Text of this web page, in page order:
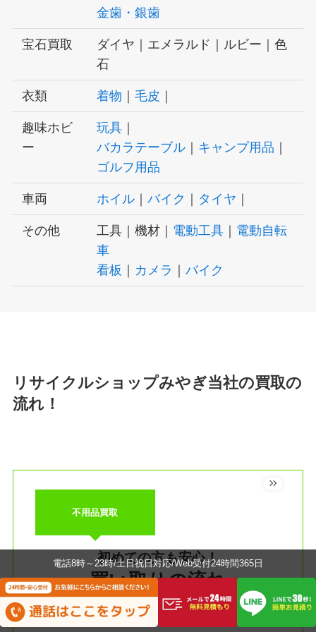
金歯・銀歯
宝石買取
ダイヤ｜エメラルド｜ルビー｜色
石
衣類 着物 ｜毛皮 ｜
趣味ホビ
ー
玩具 ｜
バカラテーブル ｜ キャンプ用品 ｜
ゴルフ用品
車両 ホイル ｜バイク ｜ タイヤ ｜
その他 工具｜機材｜ 電動工具 ｜ 電動自転
車
看板 ｜ カメラ ｜バイク
リサイクルショップみやぎ当社の買取の
流れ！
不用品買取
初めての方も安心！
買い取りの流れ
電話8時～23時/土日祝日対応/Web受付24時間365日